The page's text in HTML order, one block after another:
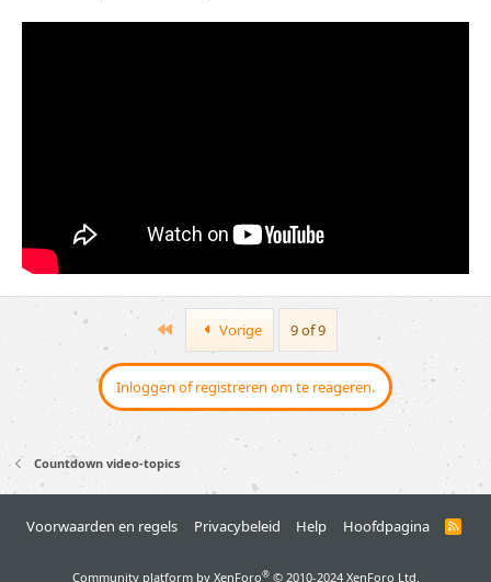
Vorige 9 of 9
Inloggen of registreren om te reageren.
Countdown video-topics
Voorwaarden en regels Privacybeleid Help Hoofdpagina
R
Community platform by XenForo® © 2010-2024 XenForo Ltd.